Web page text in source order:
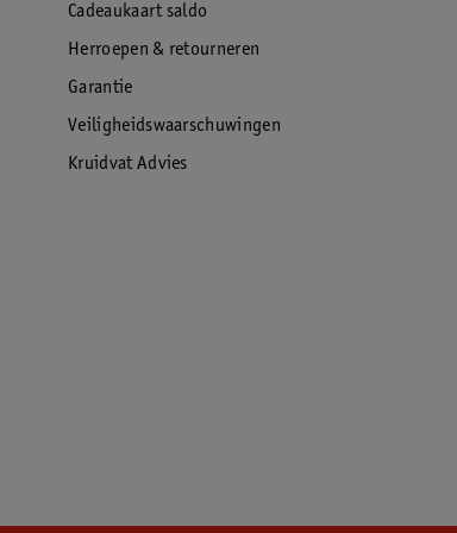
Cadeaukaart saldo
Herroepen & retourneren
Garantie
Veiligheidswaarschuwingen
Kruidvat Advies